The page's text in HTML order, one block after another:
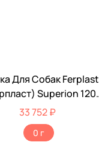
Для Собак Ferplast
Superion 120
73190101
33 752 ₽
0 г